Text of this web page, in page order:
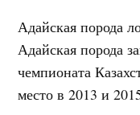
Адайская порода
Адайская порода
чемпионата
место в 2013 и